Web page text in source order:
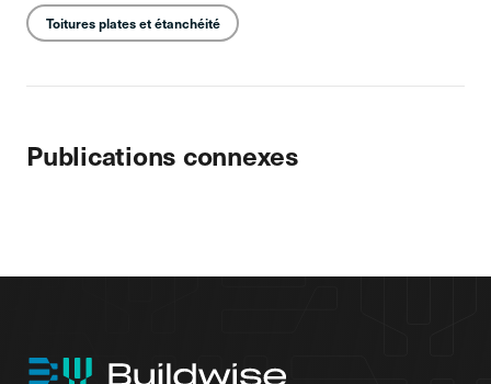
Toitures plates et étanchéité
Publications connexes